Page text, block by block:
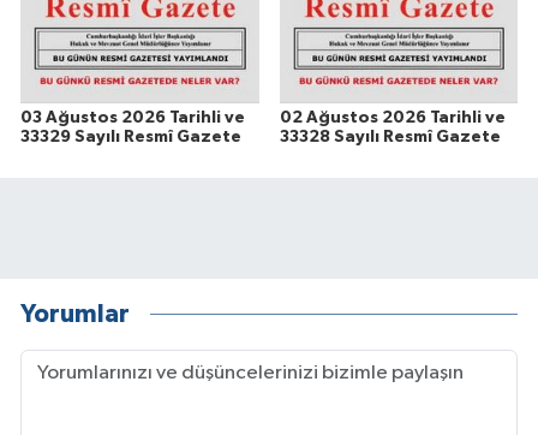
03 Ağustos 2026 Tarihli ve
33329 Sayılı Resmî Gazete
02 Ağustos 2026 Tarihli ve
33328 Sayılı Resmî Gazete
Yorumlar